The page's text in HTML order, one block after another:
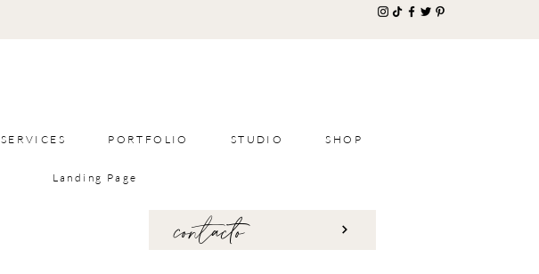
SERVICES PORTFOLIO STUDIO SHOP
Landing Page
contacto